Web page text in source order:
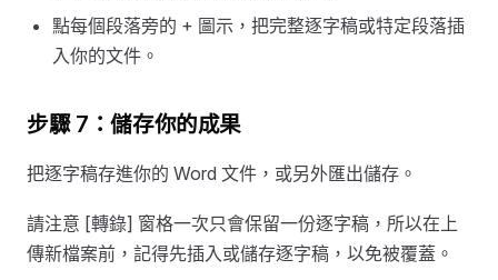
點每個段落旁的 + 圖示，把完整逐字稿或特定段落插
入你的文件。
步驟 7：儲存你的成果
把逐字稿存進你的 Word 文件，或另外匯出儲存。
請注意 [轉錄] 窗格一次只會保留一份逐字稿，所以在上
傳新檔案前，記得先插入或儲存逐字稿，以免被覆蓋。